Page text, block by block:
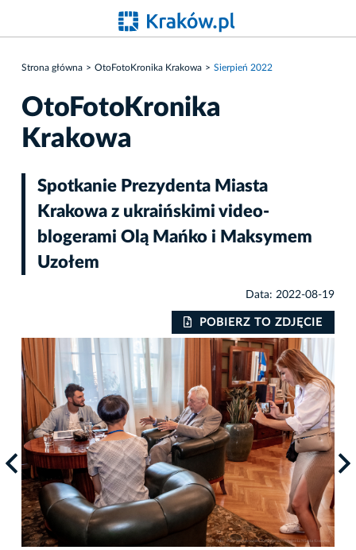
Strona główna OtoFotoKronika Krakowa Sierpień 2022
OtoFotoKronika
Krakowa
Spotkanie Prezydenta Miasta
Krakowa z ukraińskimi video-
blogerami Olą Mańko i Maksymem
Uzołem
Data: 2022-08-19
POBIERZ TO ZDJĘCIE